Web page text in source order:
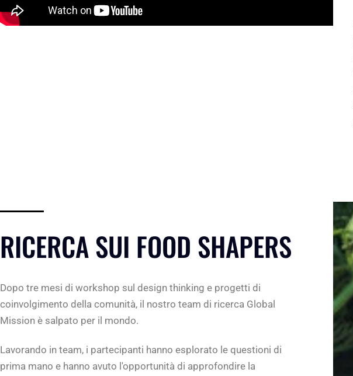
RICERCA SUI FOOD SHAPERS
Dopo tre mesi di workshop sul design thinking e progetti di
coinvolgimento della comunità, il nostro team di ricerca Global
Mission è salpato per il mondo.
Lavorando in team, i partecipanti hanno esplorato le questioni di
prima mano e hanno avuto l'opportunità di approfondire la